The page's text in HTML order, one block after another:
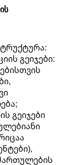
გეიჯები:
გეიჯები